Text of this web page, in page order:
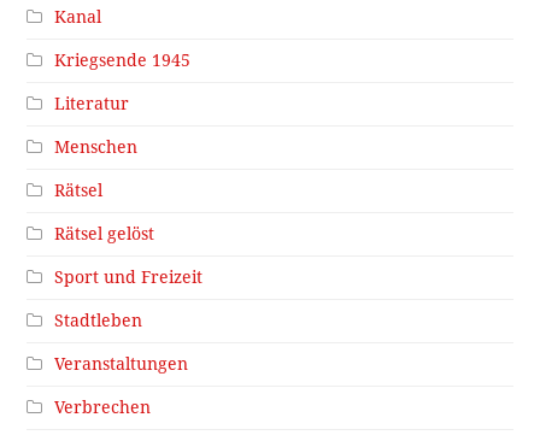
Kanal
Kriegsende 1945
Literatur
Menschen
Rätsel
Rätsel gelöst
Sport und Freizeit
Stadtleben
Veranstaltungen
Verbrechen